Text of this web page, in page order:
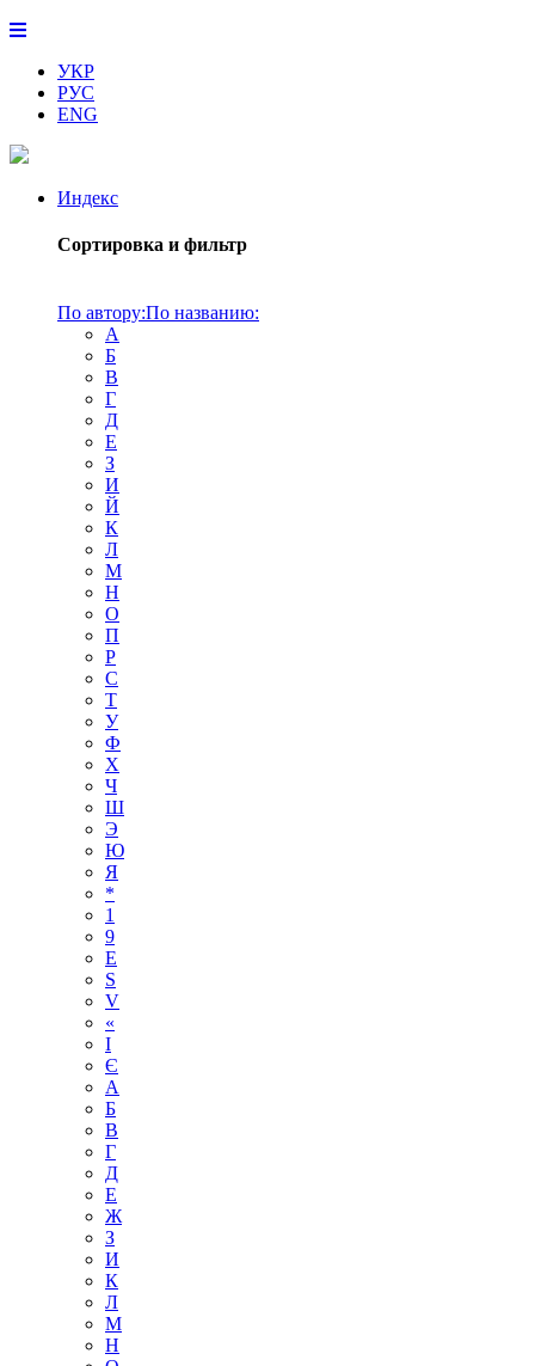
УКР
РУС
ENG
Индекс
Сортировка и фильтр
По автору:По названию:
А
Б
В
Г
Д
Е
З
И
Й
К
Л
М
Н
О
П
Р
С
Т
У
Ф
Х
Ч
Ш
Э
Ю
Я
*
1
9
E
S
V
«
І
Є
А
Б
В
Г
Д
Е
Ж
З
И
К
Л
М
Н